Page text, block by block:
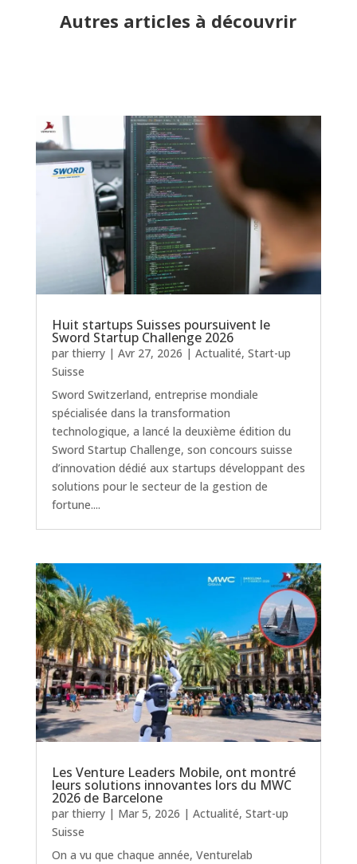
Autres articles à découvrir
Huit startups Suisses poursuivent le
Sword Startup Challenge 2026
par thierry| Avr 27, 2026 | Actualité, Start-up
Suisse
Sword Switzerland, entreprise mondiale
spécialisée dans la transformation
technologique, a lancé la deuxième édition du
Sword Startup Challenge, son concours suisse
d’innovation dédié aux startups développant des
solutions pour le secteur de la gestion de
fortune....
Les Venture Leaders Mobile, ont montré
leurs solutions innovantes lors du MWC
2026 de Barcelone
par thierry| Mar 5, 2026 | Actualité, Start-up
Suisse
On a vu que chaque année, Venturelab